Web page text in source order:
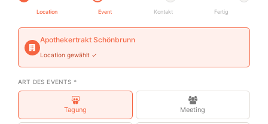
Location Event Kontakt Fertig
Apothekertrakt Schönbrunn
Location gewählt ✓
ART DES EVENTS *
Tagung Meeting